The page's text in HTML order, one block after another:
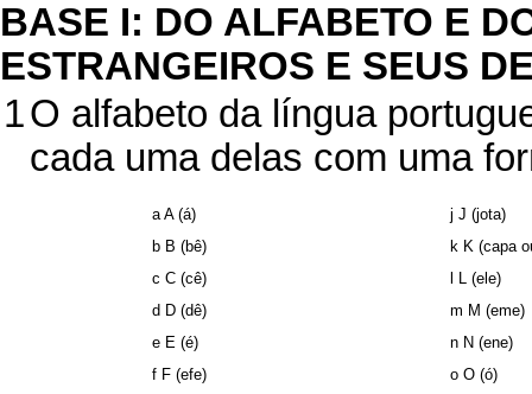
BASE I: DO ALFABETO E
ESTRANGEIROS E SEUS
1O alfabeto da língua
cada uma delas com uma
a A (á)
j J (jota)
b B (bê)
k K (capa
c C (cê)
l L (ele)
d D (dê)
m M (eme)
e E (é)
n N (ene)
f F (efe)
o O (ó)